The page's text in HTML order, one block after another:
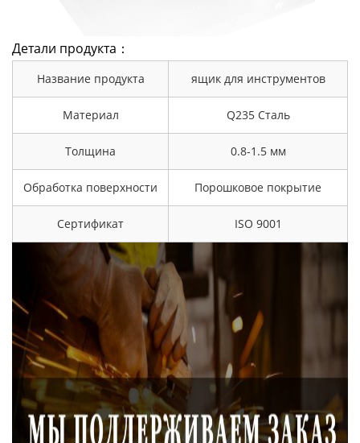
Детали продукта：
Название продукта ящик для инструментов
Материал Q235 Сталь
Толщина 0.8-1.5 мм
Обработка поверхности Порошковое покрытие
Сертификат ISO 9001